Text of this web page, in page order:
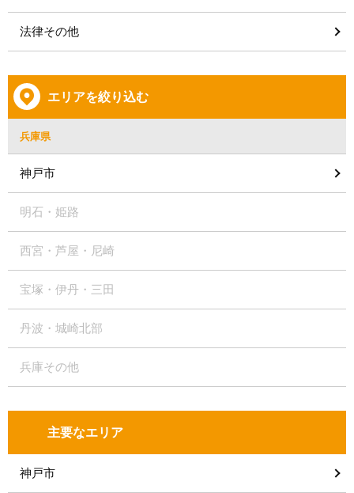
法律その他
エリアを絞り込む
兵庫県
神戸市
明石・姫路
西宮・芦屋・尼崎
宝塚・伊丹・三田
丹波・城崎北部
兵庫その他
主要なエリア
神戸市